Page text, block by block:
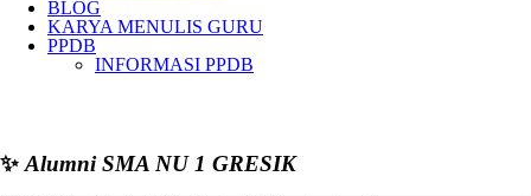
BLOG
KARYA MENULIS GURU
PPDB
INFORMASI PPDB
✨ Alumni SMA NU 1 GRESIK